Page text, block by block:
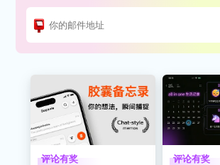
评论有奖 评论有奖